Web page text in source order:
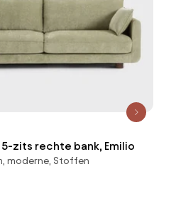
zits rechte bank, Emilio
moderne, Stoffen